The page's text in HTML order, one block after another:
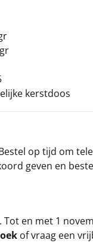
kerstdoos
op tijd om
geven en
Tot en met 1
of vraag een